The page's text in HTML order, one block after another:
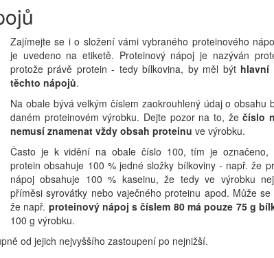
Zajímejte se i o složení vámi vybraného proteinového
je uvedeno na etiketě. Proteinový nápoj je nazýván
protože právě protein - tedy bílkovina, by měl být hlavní
těchto nápojů.
Na obale bývá velkým číslem zaokrouhlený údaj o obsahu
daném proteinovém výrobku. Dejte pozor na to, žečíslo
nemusí znamenat vždy obsah proteinu ve výrobku.
Často je k vidění na obale číslo 100, tím je označeno,
protein obsahuje 100 % jedné složky bílkoviny - např. že
nápoj obsahuje 100 % kaseinu, že tedy ve výrobku
příměsi syrovátky nebo vaječného proteinu apod. Může
že např. proteinový nápoj s číslem 80 má pouze 75 g
100 g výrobku.
od jejich nejvyššího zastoupení po nejnižší.